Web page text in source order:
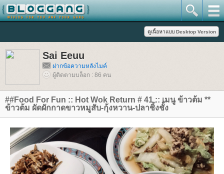
Sai Eeuu
ฝากข้อความหลังไมค์
ผู้ติดตามบล็อก : 86 คน
##Food For Fun :: Hot Wok Return # 41 :: เมนู ข้าวต้ม **
ข้าวต้ม ผัดผักกาดขาวหมูสับ-กุ้งหวาน-ปลาชิ้งชั้ง